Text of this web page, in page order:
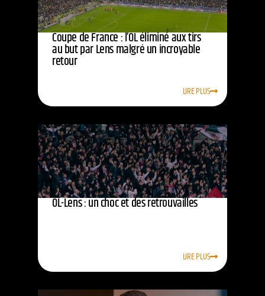
Coupe de France : l’OL éliminé aux tirs
au but par Lens malgré un incroyable
retour
LIRE PLUS
OL-Lens : un choc et des retrouvailles
LIRE PLUS